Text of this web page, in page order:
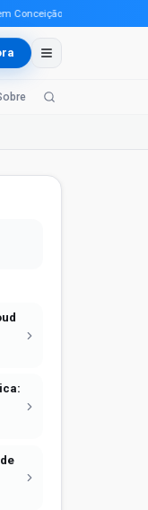
do Araguaia (PA) em